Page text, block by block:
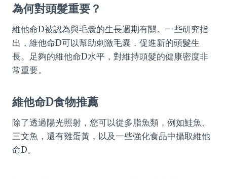
為何對頭髮重要？
維他命D被認為與毛囊的生長週期有關。一些研究指
出，維他命D可以幫助刺激毛囊，促進新的頭髮生
長。足夠的維他命D水平，對維持頭髮的健康密度非
常重要。
維他命D食物推薦
除了透過陽光照射，您可以從多脂魚類，例如鮭魚、
三文魚，還有雞蛋黃，以及一些強化食品中攝取維他
命D。